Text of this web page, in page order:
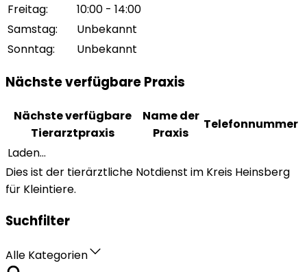
Freitag:
10:00 - 14:00
Samstag:
Unbekannt
Sonntag: Unbekannt
Nächste verfügbare Praxis
Nächste verfügbare
Tierarztpraxis
Name der
Praxis
Telefonnummer
Laden...
Dies ist der tierärztliche Notdienst im Kreis Heinsberg
für Kleintiere.
Suchfilter
Alle Kategorien